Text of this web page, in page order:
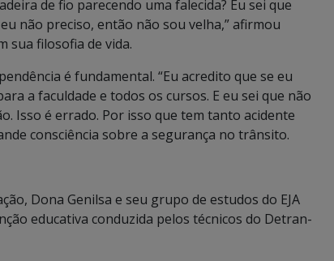
de fio parecendo uma falecida? Eu sei que
não preciso, então não sou velha,” afirmou
sua filosofia de vida.
é fundamental. “Eu acredito que se eu
a faculdade e todos os cursos. E eu sei que não
Isso é errado. Por isso que tem tanto acidente
consciência sobre a segurança no trânsito.
Dona Genilsa e seu grupo de estudos do EJA
educativa conduzida pelos técnicos do Detran-